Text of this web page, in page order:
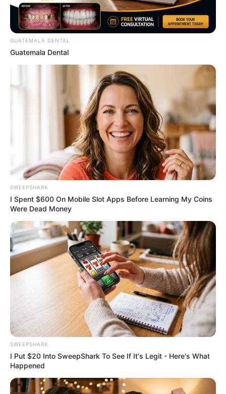
How They Made Little Simba Look So Lifelike in
'The Lion King'
BRAINBERRIES
I Bet You Didn't Know It Was Really Happening?
BRAINBERRIES
Iconic '90s Entertainment Couples We'll Never
Forget
BRAINBERRIES
GUATEMALA DENTAL
Guatemala Dental
SWEEPSHARK
I Spent $600 On Mobile Slot Apps Before Learning My Coins
Were Dead Money
SWEEPSHARK
I Put $20 Into SweepShark To See If It's Legit - Here's What
Happened